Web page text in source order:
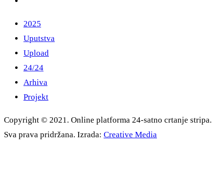
2025
Uputstva
Upload
24/24
Arhiva
Projekt
Copyright © 2021. Online platforma 24-satno crtanje stripa.
Sva prava pridržana. Izrada: Creative Media